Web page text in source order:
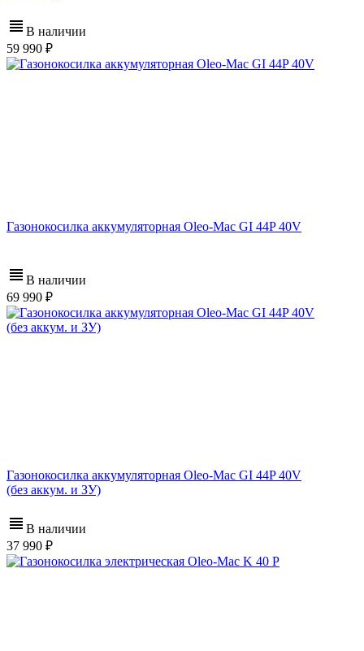
В наличии
59 990
Газонокосилка аккумуляторная Oleo-Mac GI 44P 40V
В наличии
69 990
Газонокосилка аккумуляторная Oleo-Mac GI 44P 40V
(без аккум. и ЗУ)
В наличии
37 990